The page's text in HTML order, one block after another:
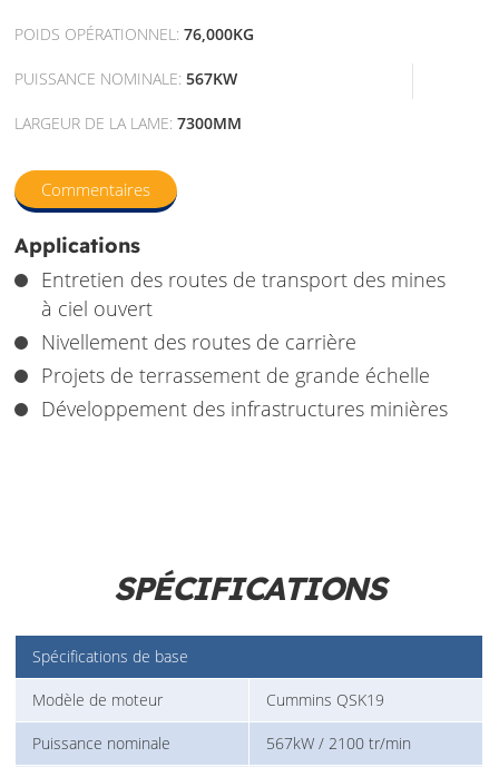
POIDS OPÉRATIONNEL:76,000KG
PUISSANCE NOMINALE:567KW
LARGEUR DE LA LAME:7300MM
Commentaires
Applications
Entretien des routes de transport des mines
à ciel ouvert
Nivellement des routes de carrière
Projets de terrassement de grande échelle
Développement des infrastructures minières
SPÉCIFICATIONS
Spécifications de base
Modèle de moteur Cummins QSK19
Puissance nominale 567kW / 2100 tr/min